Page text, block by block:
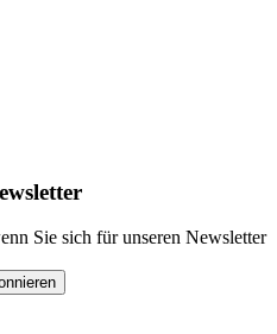
Sie sich für unseren Newsletter